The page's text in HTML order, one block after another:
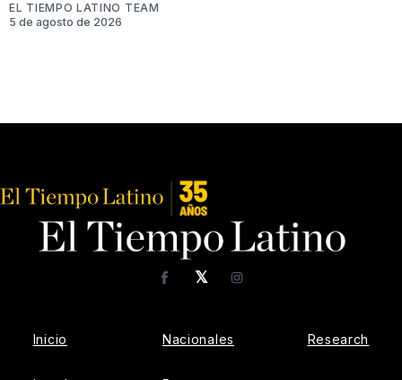
EL TIEMPO LATINO TEAM
5 de agosto de 2026
𝕏
FacebookInstagram
Inicio Nacionales Research